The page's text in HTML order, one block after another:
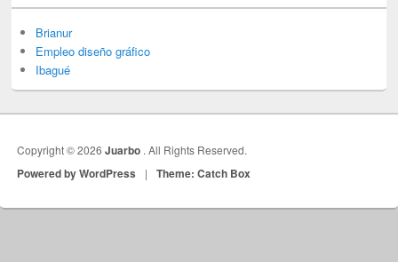
Brianur
Empleo diseño gráfico
Ibagué
Copyright © 2026Juarbo . All Rights Reserved.
Powered by WordPress | Theme: Catch Box